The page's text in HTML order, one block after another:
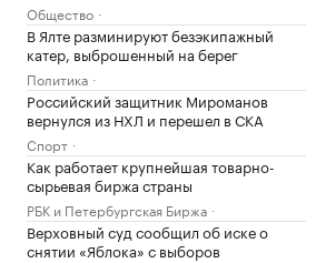
Общество
В Ялте разминируют безэкипажный
катер, выброшенный на берег
Политика
Российский защитник Мироманов
вернулся из НХЛ и перешел в СКА
Спорт
Как работает крупнейшая товарно-
сырьевая биржа страны
РБК и Петербургская Биржа
Верховный суд сообщил об иске о
снятии «Яблока» с выборов